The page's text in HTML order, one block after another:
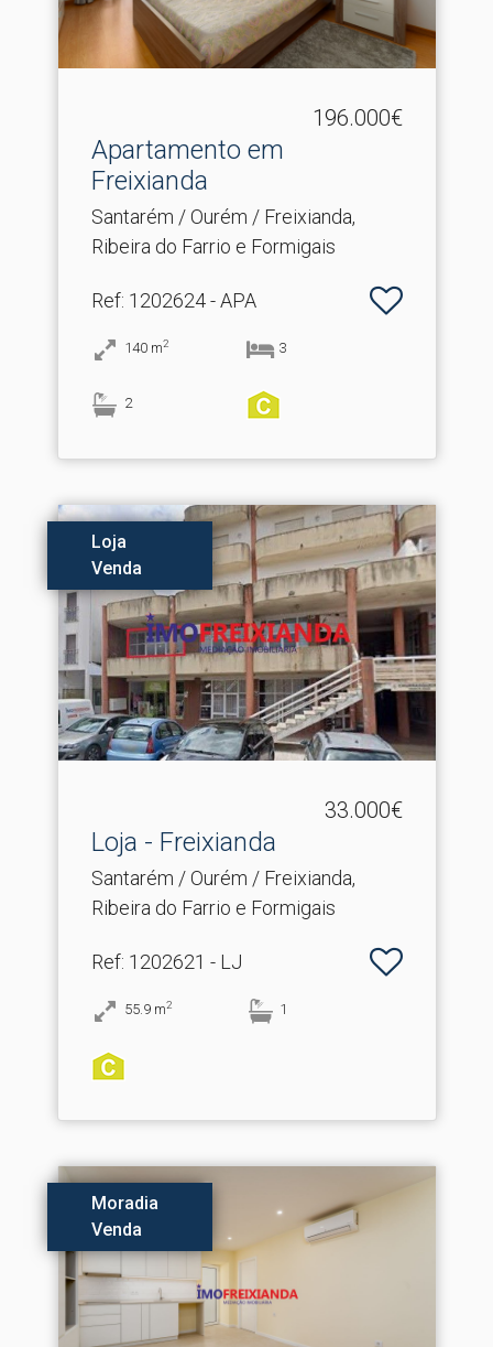
196.000€
Apartamento em
Freixianda
Santarém / Ourém / Freixianda,
Ribeira do Farrio e Formigais
Ref: 1202624 - APA
140 m2 3
2
Loja
Venda
33.000€
Loja - Freixianda
Santarém / Ourém / Freixianda,
Ribeira do Farrio e Formigais
Ref: 1202621 - LJ
55.9 m2 1
Moradia
Venda